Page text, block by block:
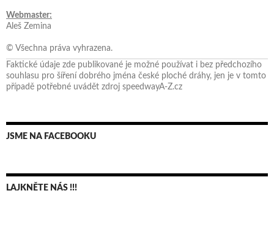
Webmaster:
Aleš Zemina
© Všechna práva vyhrazena.
Faktické údaje zde publikované je možné používat i bez předchozího
souhlasu pro šíření dobrého jména české ploché dráhy, jen je v tomto
případě potřebné uvádět zdroj speedwayA-Z.cz
JSME NA FACEBOOKU
LAJKNĚTE NÁS !!!